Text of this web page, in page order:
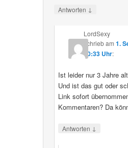
Antworten ↓
LordSexy
schriebam 1.
10:33 Uhr:
Ist leider nur 3 Jahre
Und ist das gut oder
Link sofort
Kommentaren? Da
Antworten ↓